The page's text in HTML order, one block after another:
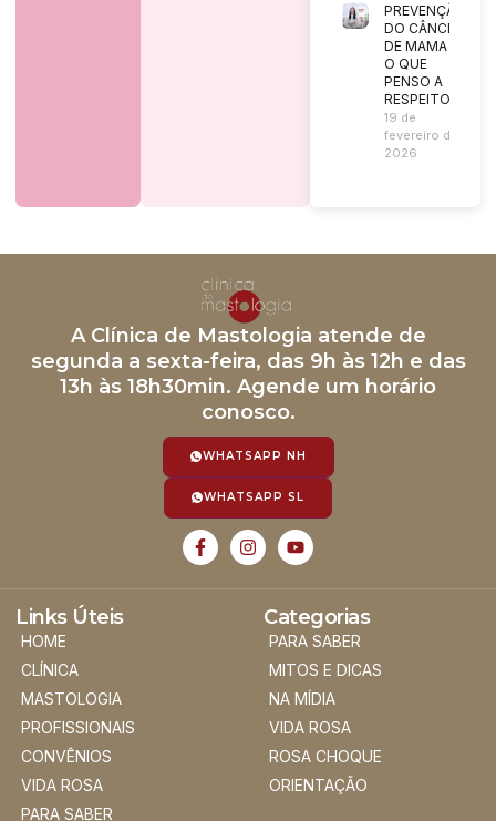
PREVENÇÃO
DO CÂNCER
DE MAMA |
O QUE
PENSO A
RESPEITO?
19 de
fevereiro de
2026
A Clínica de Mastologia atende de
segunda a sexta-feira, das 9h às 12h e das
13h às 18h30min. Agende um horário
conosco.
WHATSAPP NH
WHATSAPP SL
Links Úteis
HOME
CLÍNICA
MASTOLOGIA
PROFISSIONAIS
CONVÊNIOS
VIDA ROSA
PARA SABER
Categorias
PARA SABER
MITOS E DICAS
NA MÍDIA
VIDA ROSA
ROSA CHOQUE
ORIENTAÇÃO